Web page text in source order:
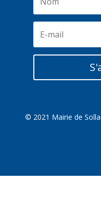
© 2021 Mairie de